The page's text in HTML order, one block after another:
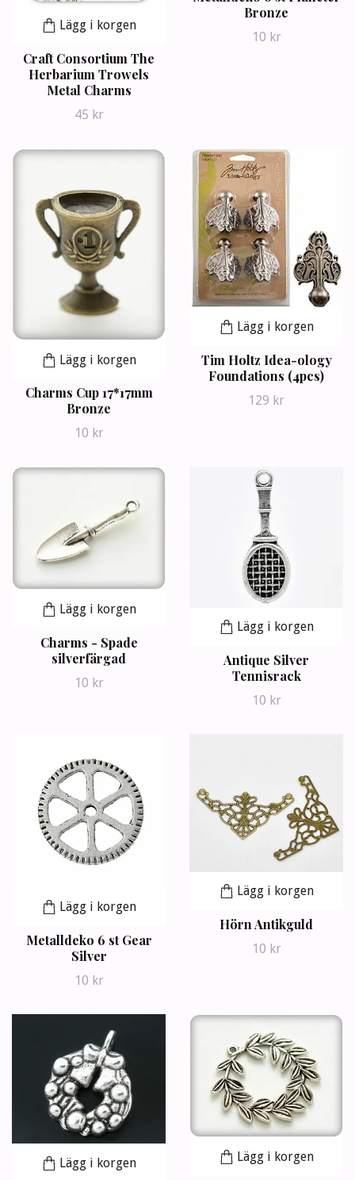
Lägg i korgen
Craft Consortium The
Herbarium Trowels
Metal Charms
45 kr
Bronze
10 kr
Lägg i korgen
Charms Cup 17*17mm
Bronze
10 kr
Lägg i korgen
Tim Holtz Idea-ology
Foundations (4pcs)
129 kr
Lägg i korgen
Charms - Spade
silverfärgad
10 kr
Lägg i korgen
Antique Silver
Tennisrack
10 kr
Lägg i korgen
Metalldeko 6 st Gear
Silver
10 kr
Lägg i korgen
Hörn Antikguld
10 kr
Lägg i korgen Lägg i korgen